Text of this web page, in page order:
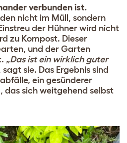
verbunden ist.
nicht im Müll, sondern
der Hühner wird nicht
zu Kompost. Dieser
und der Garten
„Das ist ein wirklich guter
sagt sie. Das Ergebnis sind
ein gesünderer
das sich weitgehend selbst